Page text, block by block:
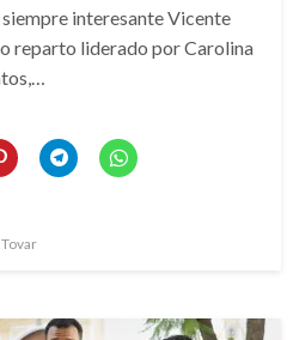
interesante Vicente
reparto liderado por Carolina